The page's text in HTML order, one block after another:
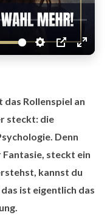
Rollenspiel an
steckt: die
Denn
steckt ein
kannst du
ist eigentlich das